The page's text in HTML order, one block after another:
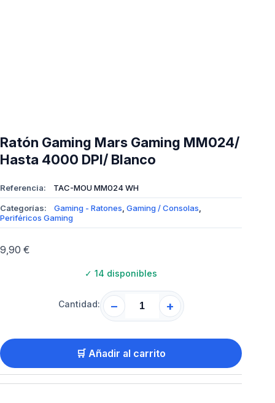
Ratón Gaming Mars Gaming MM024/
Hasta 4000 DPI/ Blanco
Referencia: TAC-MOU MM024 WH
Categorías: Gaming - Ratones, Gaming / Consolas,
Periféricos Gaming
9,90 €
✓ 14 disponibles
Cantidad: − +
🛒 Añadir al carrito